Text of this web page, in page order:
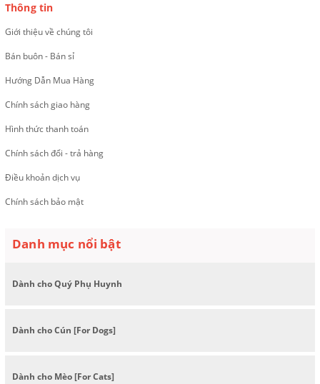
Thông tin
Giới thiệu về chúng tôi
Bán buôn - Bán sỉ
Hướng Dẫn Mua Hàng
Chính sách giao hàng
Hình thức thanh toán
Chính sách đổi - trả hàng
Điều khoản dịch vụ
Chính sách bảo mật
Danh mục nổi bật
Dành cho Quý Phụ Huynh
Dành cho Cún [For Dogs]
Dành cho Mèo [For Cats]